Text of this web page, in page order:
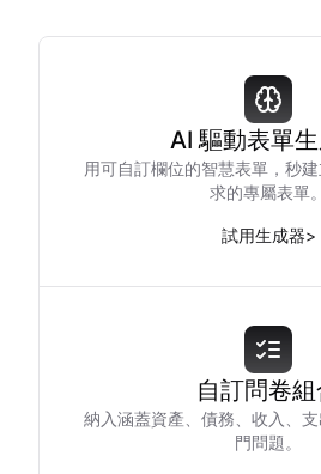
AI 驅動表單
用可自訂欄位的智慧表單，秒
求的專屬表單。
試用生成器>
自訂問卷組
納入涵蓋資產、債務、收入、
門問題。